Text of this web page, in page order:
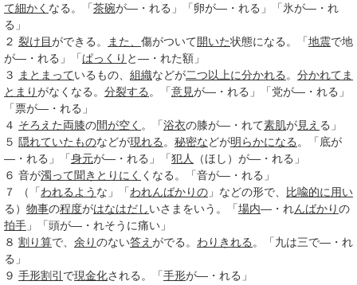
て細かく なる。「茶碗が―・れる」「卵が―・れる」「氷が―・れ
る」
２ 裂け目ができる。 また、 傷がついて開いた状態になる。「地震で地
が―・れる」「ぱっくり と―・れた額」
３
まとまっているもの、 組織などが二つ以上に分かれる 。 分かれて ま
とまりがなくなる。 分裂する 。「意見が―・れる」「党が―・れる」
「票が―・れる」
４ そろえた両膝の間が空く 。「浴衣の膝が―・れて素肌が見え る」
５ 隠れていたものなどが現れる 。 秘密などが明らかになる 。「底が
―・れる」「身元が―・れる」「犯人
（ほし）が―・れる」
６ 音が濁って聞き とりにく くなる。「音が―・れる」
７
（「われるよう な」「われんばかりの 」などの形で、 比喩的に 用い
る） 物事の程度がはなはだしいさまをいう。「場内―・れんばかりの
拍手 」「頭が―・れそうに痛い」
８ 割り算で、 余りのない答え がでる。 わりきれる 。「九は三で―・れ
る」
９ 手形割引 で現金化される。「手形が―・れる」